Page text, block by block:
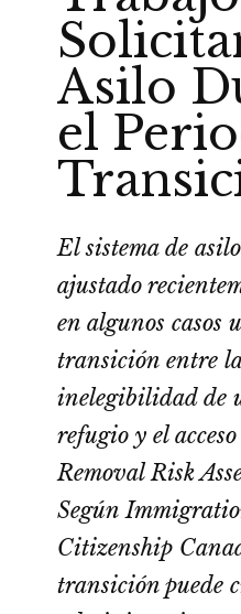
Asilo
el
El sistema de
ajustado
en algunos casos
transición entre
inelegibilidad de
refugio y el
Removal Risk
Según
Citizenship
transición puede